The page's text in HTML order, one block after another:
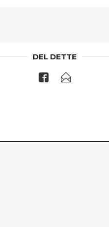
DEL DETTE